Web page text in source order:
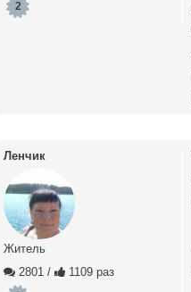
2
Ленчик
Житель
2801 / 1109 раз